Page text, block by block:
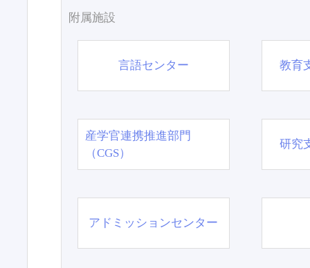
附属施設
言語センター 教育
産学官連携推進部門
（CGS）
研究
アドミッションセンター